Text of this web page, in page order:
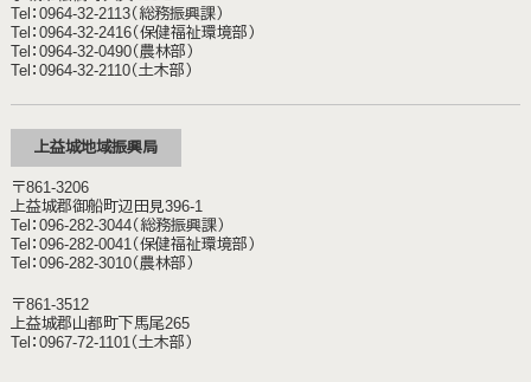
Tel：0964-32-2113（総務振興課）
Tel：0964-32-2416（保健福祉環境部）
Tel：0964-32-0490（農林部）
Tel：0964-32-2110（土木部）
上益城地域振興局
〒861-3206
上益城郡御船町辺田見396-1
Tel：096-282-3044（総務振興課）
Tel：096-282-0041（保健福祉環境部）
Tel：096-282-3010（農林部）
〒861-3512
上益城郡山都町下馬尾265
Tel：0967-72-1101（土木部）